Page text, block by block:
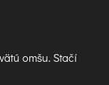
omšu. Stačí